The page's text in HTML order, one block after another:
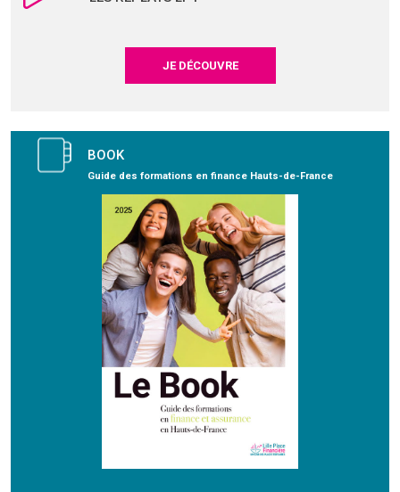
JE DÉCOUVRE
BOOK
Guide des formations en finance Hauts-de-France